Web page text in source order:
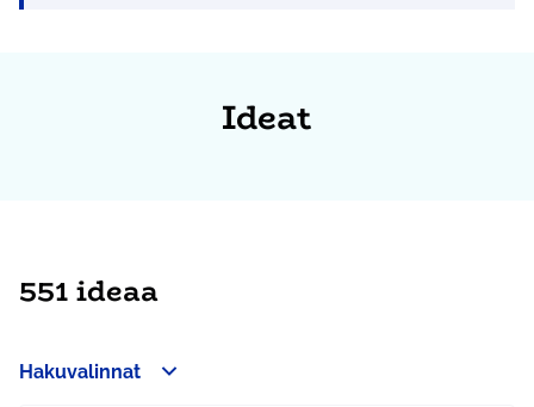
Ideat
551 ideaa
Hakuvalinnat